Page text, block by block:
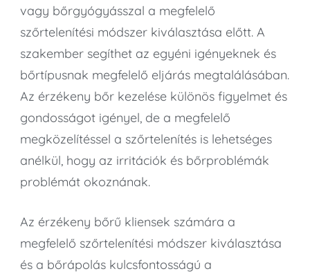
vagy bőrgyógyásszal a megfelelő
szőrtelenítési módszer kiválasztása előtt. A
szakember segíthet az egyéni igényeknek és
bőrtípusnak megfelelő eljárás megtalálásában.
Az érzékeny bőr kezelése különös figyelmet és
gondosságot igényel, de a megfelelő
megközelítéssel a szőrtelenítés is lehetséges
anélkül, hogy az irritációk és bőrproblémák
problémát okoznának.
Az érzékeny bőrű kliensek számára a
megfelelő szőrtelenítési módszer kiválasztása
és a bőrápolás kulcsfontosságú a